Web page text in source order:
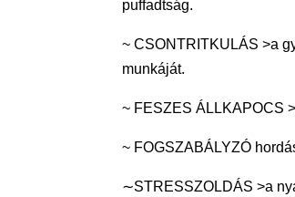
puffadtság.
~ CSONTRITKULÁS >a
munkáját.
~ FESZES ÁLLKAPOCS
~ FOGSZABÁLYZÓ
∼STRESSZOLDÁS >a